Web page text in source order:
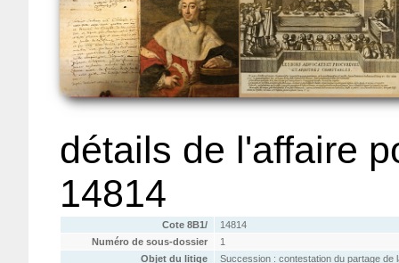
détails de l'affaire
14814
Cote 8B1/
14814
Numéro de sous-dossier
1
Objet du litige
Succession : contestation du partage